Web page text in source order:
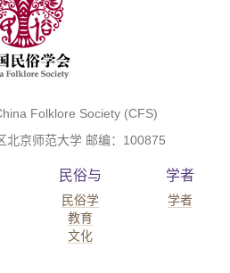
Folklore Society (CFS)
北京师范大学 邮编：100875
民俗与
民俗学
教育
文化
学者
学者